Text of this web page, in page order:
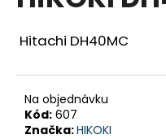
z
5Hitachi DH40MC
Na objednávku
Kód: 607
Značka:HIKOKI
j
t
?